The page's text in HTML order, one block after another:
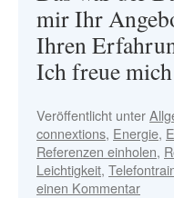
mir Ihr
Ihren
Ich freue
Veröffentlicht unter
connextions, Energie,
Referenzen einholen,
Leichtigkeit,
einen Kommentar